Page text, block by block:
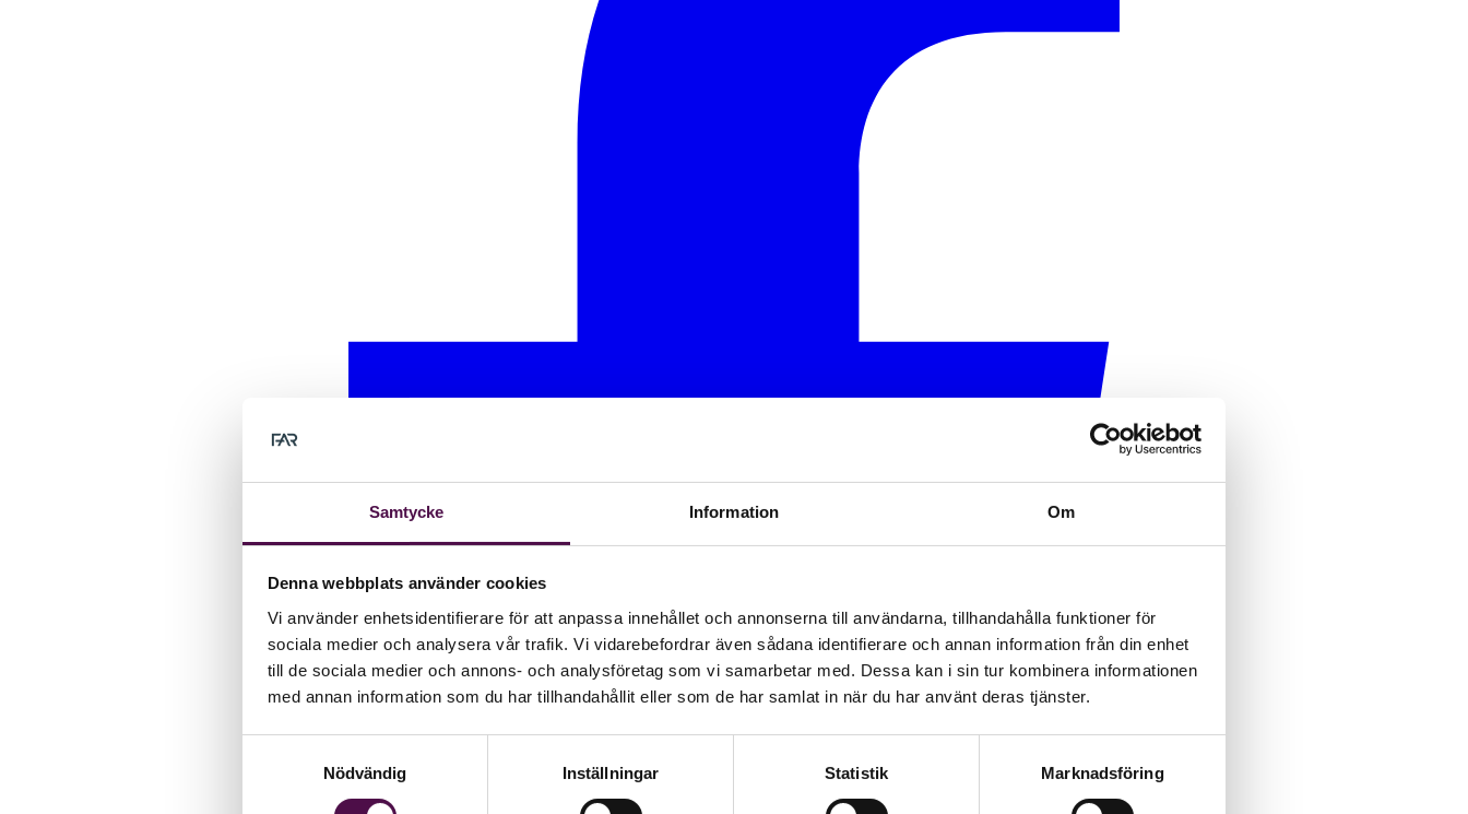
Samtycke Information Om
Denna webbplats använder cookies
Vi använder enhetsidentifierare för att anpassa innehållet och annonserna till användarna, tillhandahålla funktioner för
sociala medier och analysera vår trafik. Vi vidarebefordrar även sådana identifierare och annan information från din enhet
till de sociala medier och annons- och analysföretag som vi samarbetar med. Dessa kan i sin tur kombinera informationen
med annan information som du har tillhandahållit eller som de har samlat in när du har använt deras tjänster.
Nödvändig
Inställningar Statistik Marknadsföring